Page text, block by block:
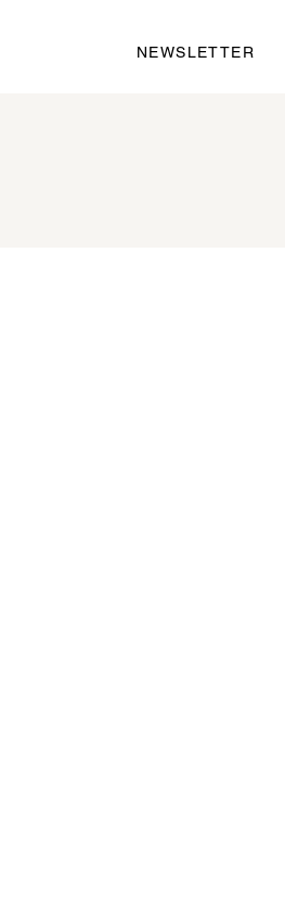
NEWSLETTER